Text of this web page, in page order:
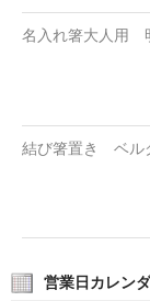
名入れ箸大人用
結び箸置き ベル
営業日カレン